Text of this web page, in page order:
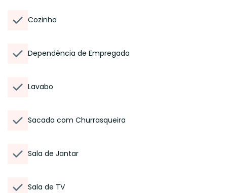
Cozinha
Dependência de Empregada
Lavabo
Sacada com Churrasqueira
Sala de Jantar
Sala de TV